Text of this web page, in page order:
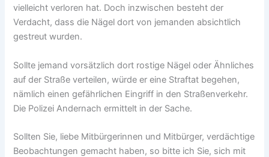
vielleicht verloren hat. Doch inzwischen besteht der
Verdacht, dass die Nägel dort von jemanden absichtlich
gestreut wurden.
Sollte jemand vorsätzlich dort rostige Nägel oder Ähnliches
auf der Straße verteilen, würde er eine Straftat begehen,
nämlich einen gefährlichen Eingriff in den Straßenverkehr.
Die Polizei Andernach ermittelt in der Sache.
Sollten Sie, liebe Mitbürgerinnen und Mitbürger, verdächtige
Beobachtungen gemacht haben, so bitte ich Sie, sich mit